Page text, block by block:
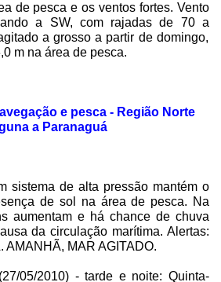
de pesca e os ventos fortes. Vento
a SW, com rajadas de 70 a
a grosso a partir de domingo,
m na área de pesca.
e pesca - Região Norte
a Paranaguá
sistema de alta pressão mantém o
de sol na área de pesca. Na
aumentam e há chance de chuva
da circulação marítima. Alertas:
AMANHÃ, MAR AGITADO.
05/2010) - tarde e noite: Quinta-